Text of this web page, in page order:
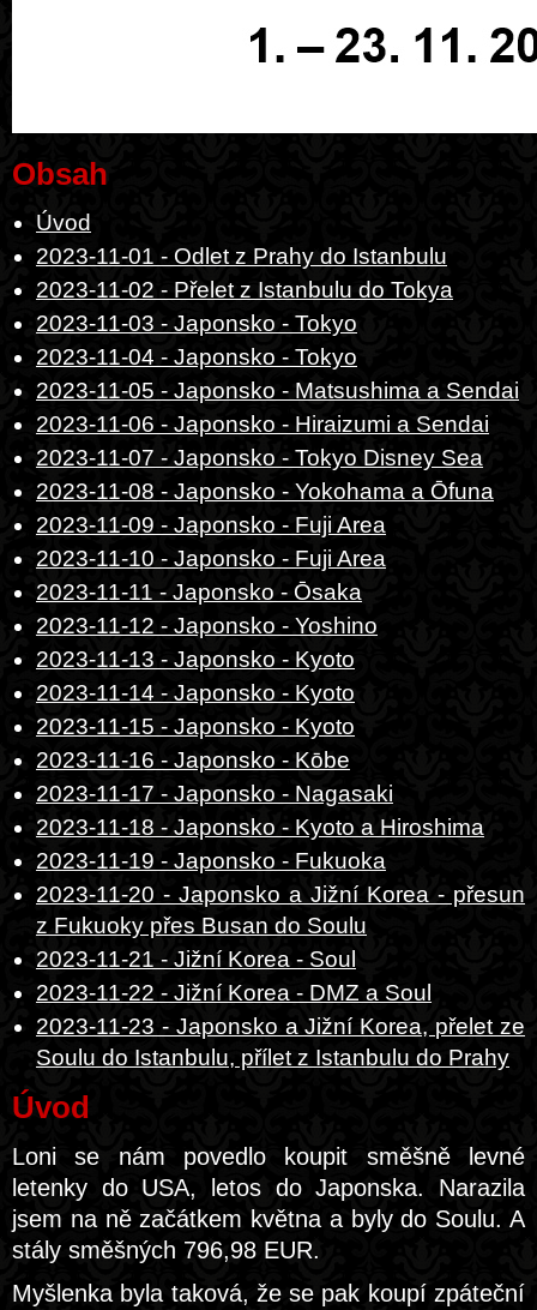
Obsah
Úvod
2023-11-01 - Odlet z Prahy do Istanbulu
2023-11-02 - Přelet z Istanbulu do Tokya
2023-11-03 - Japonsko - Tokyo
2023-11-04 - Japonsko - Tokyo
2023-11-05 - Japonsko - Matsushima a Sendai
2023-11-06 - Japonsko - Hiraizumi a Sendai
2023-11-07 - Japonsko - Tokyo Disney Sea
2023-11-08 - Japonsko - Yokohama a Ōfuna
2023-11-09 - Japonsko - Fuji Area
2023-11-10 - Japonsko - Fuji Area
2023-11-11 - Japonsko - Ōsaka
2023-11-12 - Japonsko - Yoshino
2023-11-13 - Japonsko - Kyoto
2023-11-14 - Japonsko - Kyoto
2023-11-15 - Japonsko - Kyoto
2023-11-16 - Japonsko - Kōbe
2023-11-17 - Japonsko - Nagasaki
2023-11-18 - Japonsko - Kyoto a Hiroshima
2023-11-19 - Japonsko - Fukuoka
2023-11-20 - Japonsko a Jižní Korea - přesun
z Fukuoky přes Busan do Soulu
2023-11-21 - Jižní Korea - Soul
2023-11-22 - Jižní Korea - DMZ a Soul
2023-11-23 - Japonsko a Jižní Korea, přelet ze
Soulu do Istanbulu, přílet z Istanbulu do Prahy
Úvod
Loni se nám povedlo koupit směšně levné
letenky do USA, letos do Japonska. Narazila
jsem na ně začátkem května a byly do Soulu. A
stály směšných 796,98 EUR.
Myšlenka byla taková, že se pak koupí zpáteční